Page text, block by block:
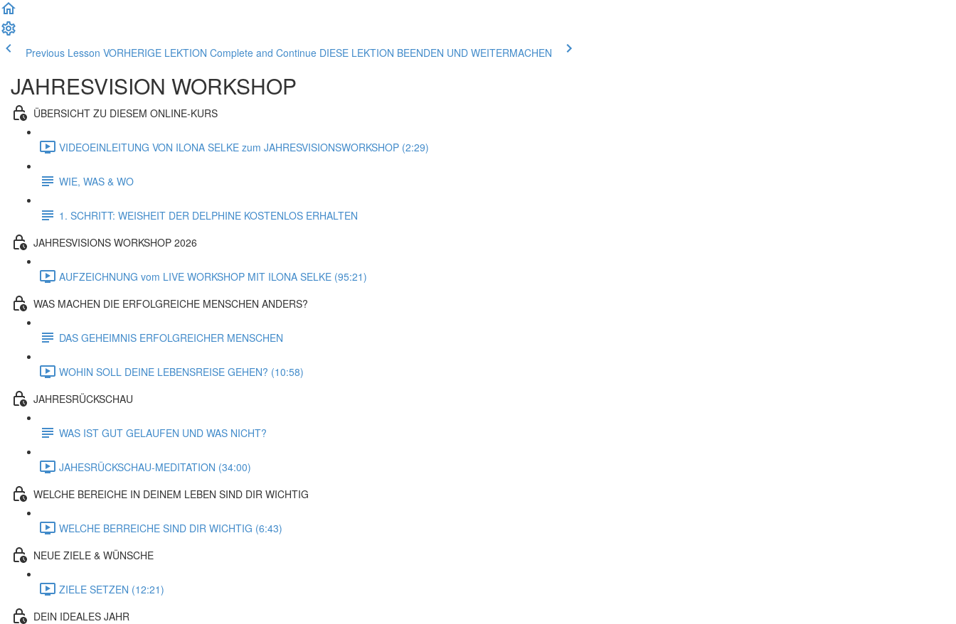
Previous Lesson VORHERIGE LEKTION Complete and Continue DIESE LEKTION BEENDEN UND WEITERMACHEN
JAHRESVISION WORKSHOP
ÜBERSICHT ZU DIESEM ONLINE-KURS
VIDEOEINLEITUNG VON ILONA SELKE zum JAHRESVISIONSWORKSHOP (2:29)
WIE, WAS & WO
1. SCHRITT: WEISHEIT DER DELPHINE KOSTENLOS ERHALTEN
JAHRESVISIONS WORKSHOP 2026
AUFZEICHNUNG vom LIVE WORKSHOP MIT ILONA SELKE (95:21)
WAS MACHEN DIE ERFOLGREICHE MENSCHEN ANDERS?
DAS GEHEIMNIS ERFOLGREICHER MENSCHEN
WOHIN SOLL DEINE LEBENSREISE GEHEN? (10:58)
JAHRESRÜCKSCHAU
WAS IST GUT GELAUFEN UND WAS NICHT?
JAHESRÜCKSCHAU-MEDITATION (34:00)
WELCHE BEREICHE IN DEINEM LEBEN SIND DIR WICHTIG
WELCHE BERREICHE SIND DIR WICHTIG (6:43)
NEUE ZIELE & WÜNSCHE
ZIELE SETZEN (12:21)
DEIN IDEALES JAHR